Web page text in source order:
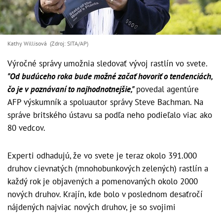
Kathy Willisová (Zdroj: SITA/AP)
Výročné správy umožnia sledovať vývoj rastlín vo svete.
"Od budúceho roka bude možné začať hovoriť o tendenciách,
čo je v poznávaní to najhodnotnejšie,"povedal agentúre
AFP výskumník a spoluautor správy Steve Bachman. Na
správe britského ústavu sa podľa neho podieľalo viac ako
80 vedcov.
Experti odhadujú, že vo svete je teraz okolo 391.000
druhov cievnatých (mnohobunkových zelených) rastlín a
každý rok je objavených a pomenovaných okolo 2000
nových druhov. Krajín, kde bolo v poslednom desaťročí
nájdených najviac nových druhov, je so svojimi